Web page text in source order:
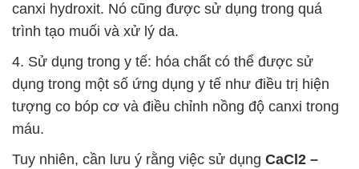
canxi hydroxit. Nó cũng được sử dụng trong quá
trình tạo muối và xử lý da.
4. Sử dụng trong y tế: hóa chất có thể được sử
dụng trong một số ứng dụng y tế như điều trị hiện
tượng co bóp cơ và điều chỉnh nồng độ canxi trong
máu.
Tuy nhiên, cần lưu ý rằng việc sử dụng CaCl2 –